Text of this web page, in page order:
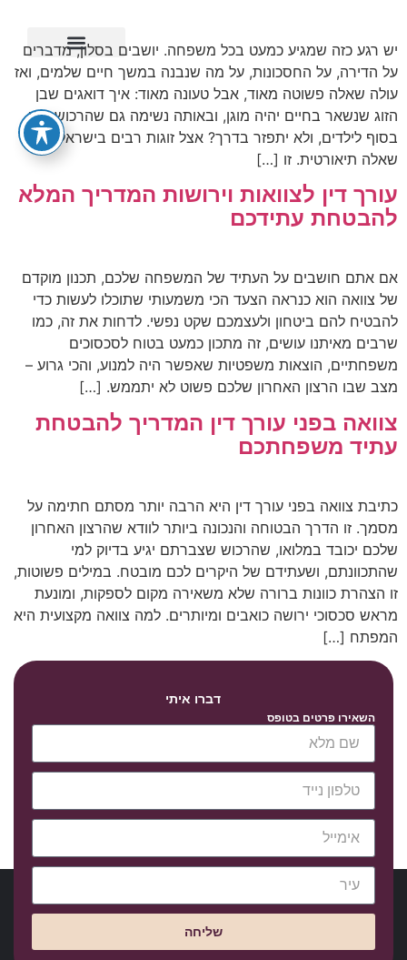
יש רגע כזה שמגיע כמעט בכל משפחה. יושבים בסלון, מדברים
על הדירה, על החסכונות, על מה שנבנה במשך חיים שלמים, ואז
עולה שאלה פשוטה מאוד, אבל טעונה מאוד: איך דואגים שבן
הזוג שנשאר בחיים יהיה מוגן, ובאותה נשימה גם שהרכוש יגיע
בסוף לילדים, ולא יתפזר בדרך? אצל זוגות רבים בישראל זו לא
שאלה תיאורטית. זו […]
עורך דין לצוואות וירושות המדריך המלא
להבטחת עתידכם
אם אתם חושבים על העתיד של המשפחה שלכם, תכנון מוקדם
של צוואה הוא כנראה הצעד הכי משמעותי שתוכלו לעשות כדי
להבטיח להם ביטחון ולעצמכם שקט נפשי. לדחות את זה, כמו
שרבים מאיתנו עושים, זה מתכון כמעט בטוח לסכסוכים
משפחתיים, הוצאות משפטיות שאפשר היה למנוע, והכי גרוע –
מצב שבו הרצון האחרון שלכם פשוט לא יתממש. […]
צוואה בפני עורך דין המדריך להבטחת
עתיד משפחתכם
כתיבת צוואה בפני עורך דין היא הרבה יותר מסתם חתימה על
מסמך. זו הדרך הבטוחה והנכונה ביותר לוודא שהרצון האחרון
שלכם יכובד במלואו, שהרכוש שצברתם יגיע בדיוק למי
שהתכוונתם, ושעתידם של היקרים לכם מובטח. במילים פשוטות,
זו הצהרת כוונות ברורה שלא משאירה מקום לספקות, ומונעת
מראש סכסוכי ירושה כואבים ומיותרים. למה צוואה מקצועית היא
המפתח […]
דברו איתי
השאירו פרטים בטופס
שליחה